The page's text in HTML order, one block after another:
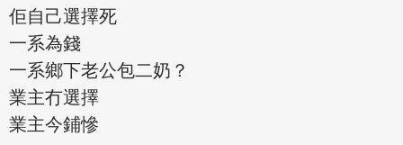
佢自己選擇死
一系為錢
一系鄉下老公包二奶？
業主冇選擇
業主今鋪慘